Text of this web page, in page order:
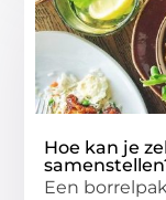
Hoe kan je
Een